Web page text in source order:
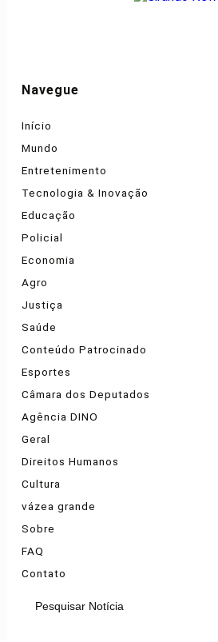
Navegue
Início
Mundo
Entretenimento
Tecnologia & Inovação
Educação
Policial
Economia
Agro
Justiça
Saúde
Conteúdo Patrocinado
Esportes
Câmara dos Deputados
Agência DINO
Geral
Direitos Humanos
Cultura
vázea grande
Sobre
FAQ
Contato
Pesquisar Notícia